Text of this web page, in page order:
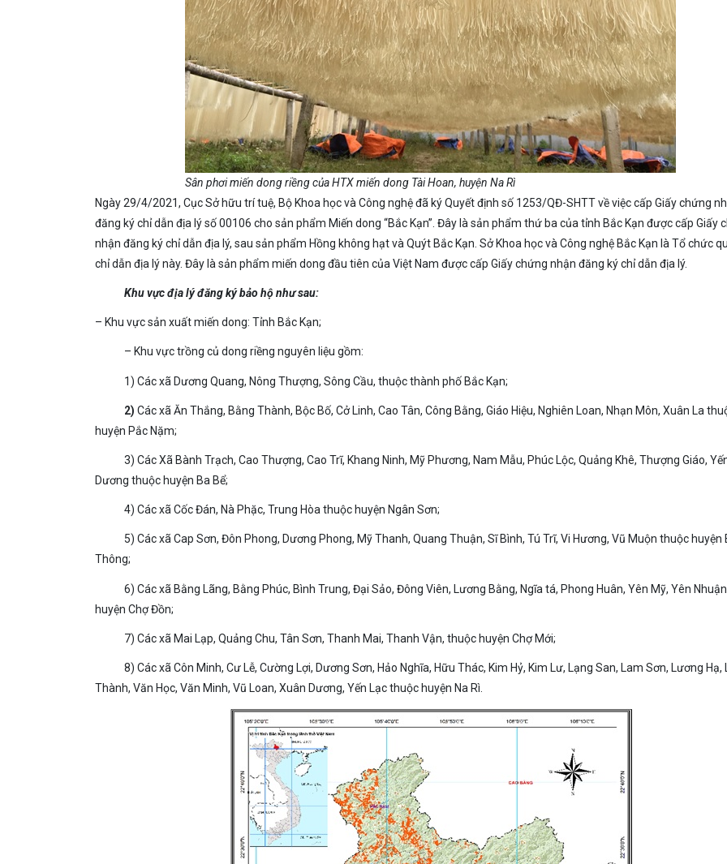
Sân phơi miến dong riềng của HTX miến dong Tài Hoan, huyện Na Rì
Ngày 29/4/2021, Cục Sở hữu trí tuệ, Bộ Khoa học và Công nghệ đã ký Quyết định số 1253/QĐ-SHTT về việc cấp Giấy chứng
đăng ký chỉ dẫn địa lý số 00106 cho sản phẩm Miến dong “Bắc Kạn”. Đây là sản phẩm thứ ba của tỉnh Bắc Kạn được cấp Giấy
nhận đăng ký chỉ dẫn địa lý, sau sản phẩm Hồng không hạt và Quýt Bắc Kạn. Sở Khoa học và Công nghệ Bắc Kạn là Tổ chức
chỉ dẫn địa lý này. Đây là sản phẩm miến dong đầu tiên của Việt Nam được cấp Giấy chứng nhận đăng ký chỉ dẫn địa lý.
Khu vực địa lý đăng ký bảo hộ như sau:
– Khu vực sản xuất miến dong: Tỉnh Bắc Kạn;
– Khu vực trồng củ dong riềng nguyên liệu gồm:
1) Các xã Dương Quang, Nông Thượng, Sông Cầu, thuộc thành phố Bắc Kạn;
2) Các xã Ăn Thắng, Bằng Thành, Bộc Bố, Cở Linh, Cao Tân, Công Bằng, Giáo Hiệu, Nghiên Loan, Nhạn Môn, Xuân La
huyện Pắc Nặm;
3) Các Xã Bành Trạch, Cao Thượng, Cao Trĩ, Khang Ninh, Mỹ Phương, Nam Mẫu, Phúc Lộc, Quảng Khê, Thượng Giáo,
Dương thuộc huyện Ba Bể;
4) Các xã Cốc Đán, Nà Phặc, Trung Hòa thuộc huyện Ngân Sơn;
5) Các xã Cap Sơn, Đôn Phong, Dương Phong, Mỹ Thanh, Quang Thuận, Sĩ Bình, Tú Trĩ, Vi Hương, Vũ Muộn thuộc huyện
Thông;
6) Các xã Bằng Lãng, Bằng Phúc, Bình Trung, Đại Sảo, Đông Viên, Lương Bằng, Ngĩa tá, Phong Huân, Yên Mỹ, Yên
huyện Chợ Đồn;
7) Các xã Mai Lạp, Quảng Chu, Tân Sơn, Thanh Mai, Thanh Vận, thuộc huyện Chợ Mới;
8) Các xã Côn Minh, Cư Lễ, Cường Lợi, Dương Sơn, Hảo Nghĩa, Hữu Thác, Kim Hỷ, Kim Lư, Lạng San, Lam Sơn, Lương Hạ,
Thành, Văn Học, Văn Minh, Vũ Loan, Xuân Dương, Yến Lạc thuộc huyện Na Rì.